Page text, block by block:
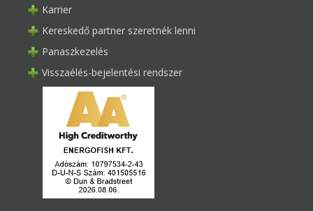
Karrier
Kereskedő partner szeretnék lenni
Panaszkezelés
Visszaélés-bejelentési rendszer